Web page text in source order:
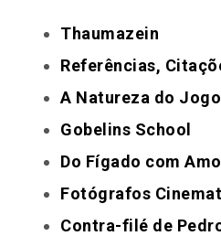
​Thaumazein
Referências,
A Natureza do Jogo
Gobelins School
Do Fígado com
Fotógrafos
Contra-filé de